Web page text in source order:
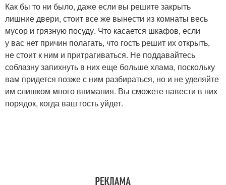
Как бы то ни было, даже если вы решите закрыть
лишние двери, стоит все же вынести из комнаты весь
мусор и грязную посуду. Что касается шкафов, если
у вас нет причин полагать, что гость решит их открыть,
не стоит к ним и притрагиваться. Не поддавайтесь
соблазну запихнуть в них еще больше хлама, поскольку
вам придется позже с ним разбираться, но и не уделяйте
им слишком много внимания. Вы сможете навести в них
порядок, когда ваш гость уйдет.